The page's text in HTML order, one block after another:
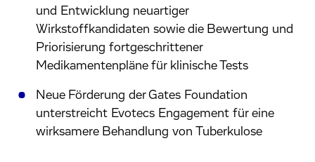
und Entwicklung neuartiger
Wirkstoffkandidaten sowie die Bewertung und
Priorisierung fortgeschrittener
Medikamentenpläne für klinische Tests
Neue Förderung der Gates Foundation
unterstreicht Evotecs Engagement für eine
wirksamere Behandlung von Tuberkulose